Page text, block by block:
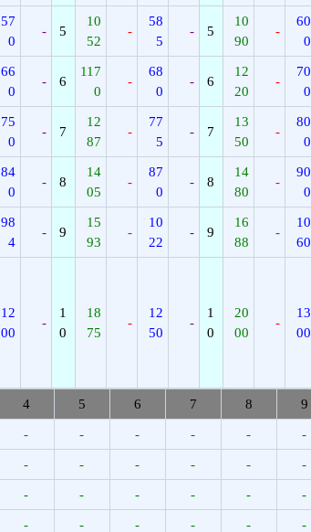
57
0
- 5
10
52
-
58
5
- 5
10
90
-
60
0
66
0
- 6
117
0
-
68
0
- 6
12
20
-
70
0
75
0
- 7
12
87
-
77
5
- 7
13
50
-
80
0
84
0
- 8
14
05
-
87
0
- 8
14
80
-
90
0
98
4
- 9
15
93
-
10
22
- 9
16
88
-
10
60
12
00
-
1
0
18
75
-
12
50
-
1
0
20
00
-
13
00
4 5 6 7 8 9
- - - - - -
- - - - - -
- - - - - -
- - - - - -